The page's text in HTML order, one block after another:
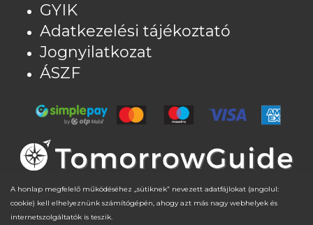
GYIK
Adatkezelési tájékoztató
Jognyilatkozat
ÁSZF
A honlap megfelelő működéséhez „sütiknek” nevezett adatfájlokat (angolul:
cookie) kell elhelyeznünk számítógépén, ahogy azt más nagy webhelyek és
internetszolgáltatók is teszik.